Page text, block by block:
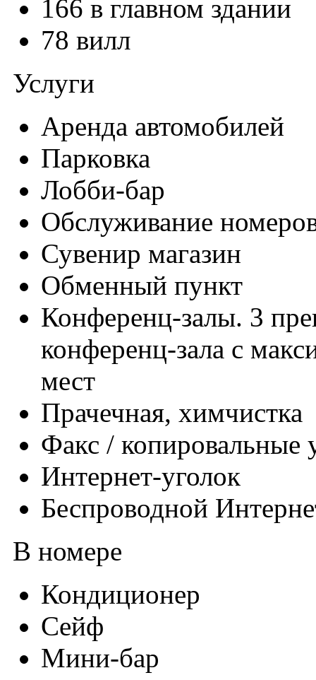
166 в главном здании
78 вилл
Услуги
Аренда автомобилей
Парковка
Лобби-бар
Обслуживание
Сувенир магазин
Обменный пункт
Конференц-залы. 3
конференц-зала с
мест
Прачечная, химчистка
Факс / копировальные
Интернет-уголок
Беспроводной
В номере
Кондиционер
Сейф
Мини-бар